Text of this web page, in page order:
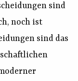
sind
noch ist
sind das